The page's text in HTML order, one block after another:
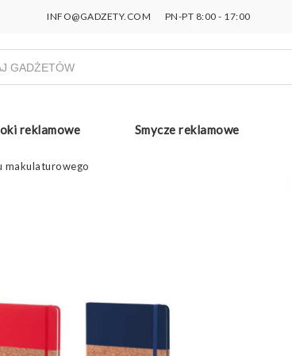
INFO@GADZETY.COM PN-PT 8:00 - 17:00
reklamowe Smycze reklamowe
makulaturowego